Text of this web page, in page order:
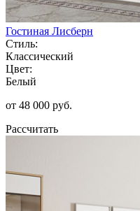
Гостиная Лисберн
Стиль:
Классический
Цвет:
Белый
от 48 000 руб.
Рассчитать